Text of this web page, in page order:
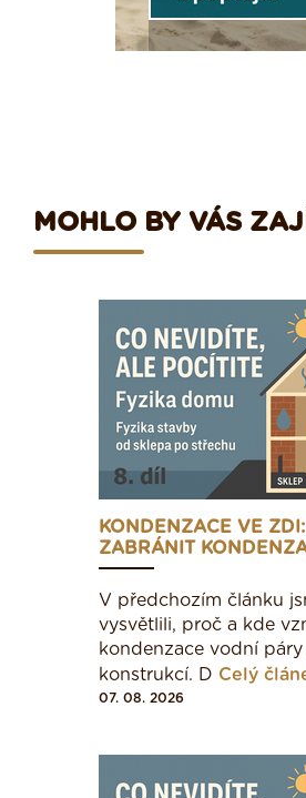
MOHLO BY VÁS
KONDENZACE VE
ZABRÁNIT
V předchozím článku
vysvětlili, proč a kde
kondenzace vodní
konstrukcí. D Celý
07. 08. 2026